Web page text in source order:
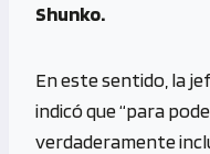
Shunko.
En este sentido, la
indicó que “para
verdaderamente